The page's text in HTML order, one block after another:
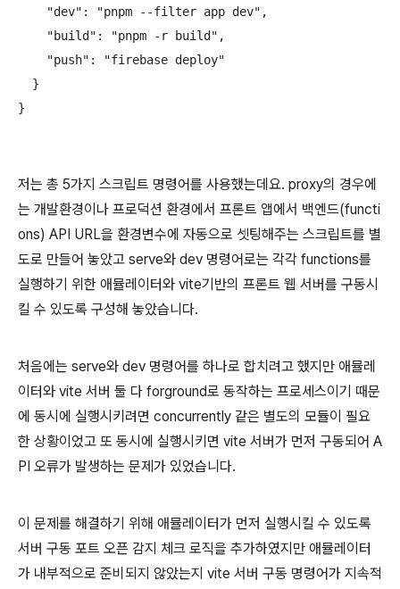
    "dev": "pnpm --filter app dev",
    "build": "pnpm -r build",
    "push": "firebase deploy"
  }
}
저는 총 5가지 스크립트 명령어를 사용했는데요. proxy의 경우에
는 개발환경이나 프로덕션 환경에서 프론트 앱에서 백엔드(functi
ons) API URL을 환경변수에 자동으로 셋팅해주는 스크립트를 별
도로 만들어 놓았고 serve와 dev 명령어로는 각각 functions를
실행하기 위한 애뮬레이터와 vite기반의 프론트 웹 서버를 구동시
킬 수 있도록 구성해 놓았습니다.
처음에는 serve와 dev 명령어를 하나로 합치려고 했지만 애뮬레
이터와 vite 서버 둘 다 forground로 동작하는 프로세스이기 때문
에 동시에 실행시키려면 concurrently 같은 별도의 모듈이 필요
한 상황이었고 또 동시에 실행시키면 vite 서버가 먼저 구동되어 A
PI 오류가 발생하는 문제가 있었습니다.
이 문제를 해결하기 위해 애뮬레이터가 먼저 실행시킬 수 있도록
서버 구동 포트 오픈 감지 체크 로직을 추가하였지만 애뮬레이터
가 내부적으로 준비되지 않았는지 vite 서버 구동 명령어가 지속적